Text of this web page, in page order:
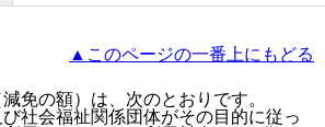
▲このページの一番上にもどる
免の額）は、次のとおりです。
社会福祉関係団体がその目的に従っ